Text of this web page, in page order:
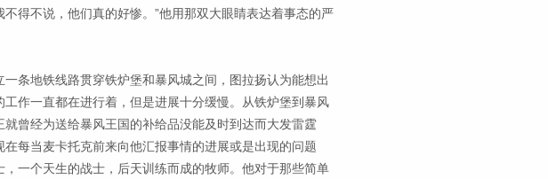
得不说，他们真的好惨。”他用那双大眼睛表达着事态的严
条地铁线路贯穿铁炉堡和暴风城之间，图拉扬认为能想出
作一直都在进行着，但是进展十分缓慢。从铁炉堡到暴风
曾经为送给暴风王国的补给品没能及时到达而大发雷霆
每当麦卡托克前来向他汇报事情的进展或是出现的问题
一个天生的战士，后天训练而成的牧师。他对于那些简单